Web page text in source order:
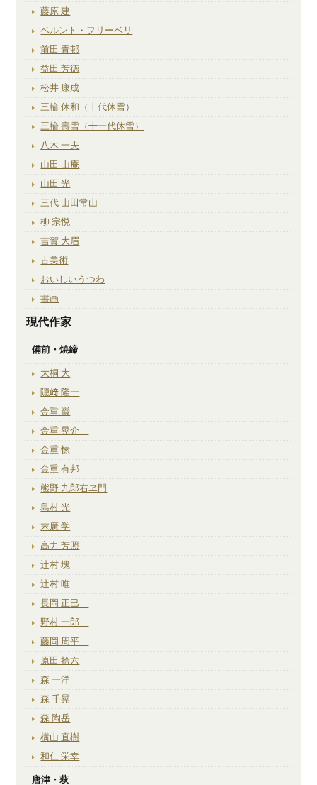
藤原 建
ベルント・フリーベリ
前田 青邨
益田 芳徳
松井 康成
三輪 休和（十代休雪）
三輪 壽雪（十一代休雪）
八木 一夫
山田 山庵
山田 光
三代 山田常山
柳 宗悦
吉賀 大眉
古美術
おいしいうつわ
書画
現代作家
備前・焼締
大桐 大
隠﨑 隆一
金重 巌
金重 晃介
金重 愫
金重 有邦
熊野 九郎右ヱ門
島村 光
末廣 学
高力 芳照
辻村 塊
辻村 唯
長岡 正巳
野村 一郎
藤岡 周平
原田 拾六
森 一洋
森 千晃
森 陶岳
横山 直樹
和仁 栄幸
唐津・萩